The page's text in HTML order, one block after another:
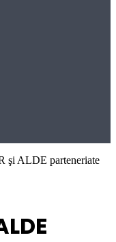
şi ALDE parteneriate